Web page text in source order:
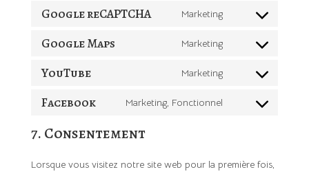
wordpress
google-
Google reCAPTCHA Marketing
Consent
google-
recaptcha
Google Maps Marketing
Consent
google-
YouTube Marketing
Consent
Facebook Marketing, Fonctionnel
Consent
facebook
7. Consentement
Lorsque vous visitez notre site web pour la première fois,